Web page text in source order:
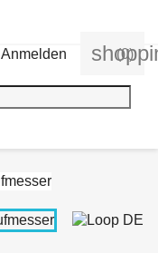
Anmelden (0)